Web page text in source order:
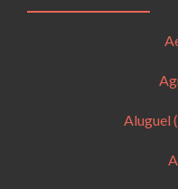
Aluguel